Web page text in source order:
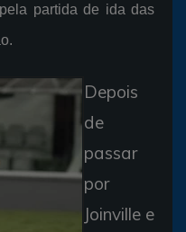
partida de ida das
Depois
de
passar
por
Joinville e